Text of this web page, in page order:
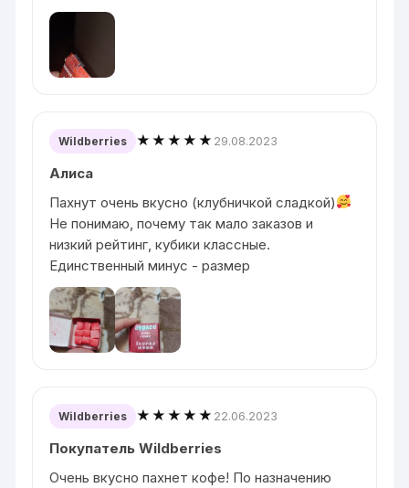
Wildberries ★★★★★ 29.08.2023
Алиса
Пахнут очень вкусно (клубничкой сладкой)
Не понимаю, почему так мало заказов и
низкий рейтинг, кубики классные.
Единственный минус - размер
Wildberries ★★★★★ 22.06.2023
Покупатель Wildberries
Очень вкусно пахнет кофе! По назначению